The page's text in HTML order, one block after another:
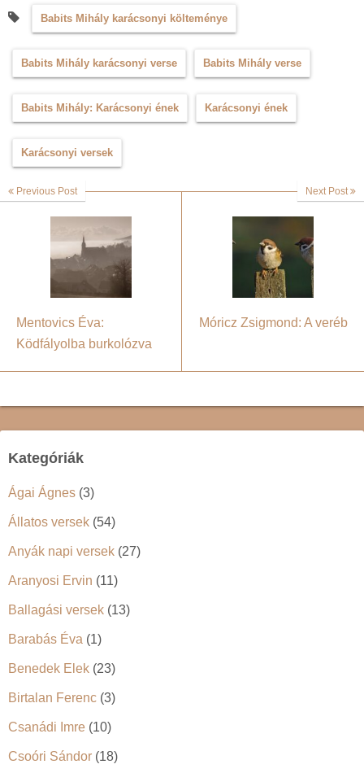
Babits Mihály karácsonyi költeménye
Babits Mihály karácsonyi verse Babits Mihály verse
Babits Mihály: Karácsonyi ének Karácsonyi ének
Karácsonyi versek
Previous Post
Mentovics Éva:
Ködfályolba burkolózva
Next Post
Móricz Zsigmond: A veréb
Kategóriák
Ágai Ágnes (3)
Állatos versek (54)
Anyák napi versek (27)
Aranyosi Ervin (11)
Ballagási versek (13)
Barabás Éva (1)
Benedek Elek (23)
Birtalan Ferenc (3)
Csanádi Imre (10)
Csoóri Sándor (18)